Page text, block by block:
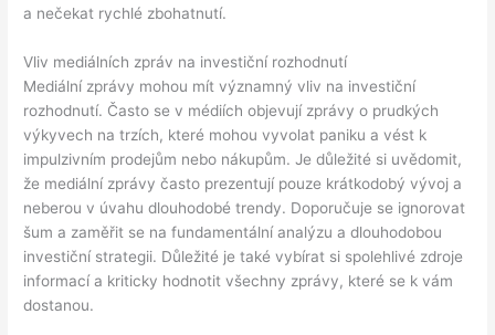
a nečekat rychlé zbohatnutí.
Vliv mediálních zpráv na investiční rozhodnutí
Mediální zprávy mohou mít významný vliv na investiční
rozhodnutí. Často se v médiích objevují zprávy o prudkých
výkyvech na trzích, které mohou vyvolat paniku a vést k
impulzivním prodejům nebo nákupům. Je důležité si uvědomit,
že mediální zprávy často prezentují pouze krátkodobý vývoj a
neberou v úvahu dlouhodobé trendy. Doporučuje se ignorovat
šum a zaměřit se na fundamentální analýzu a dlouhodobou
investiční strategii. Důležité je také vybírat si spolehlivé zdroje
informací a kriticky hodnotit všechny zprávy, které se k vám
dostanou.